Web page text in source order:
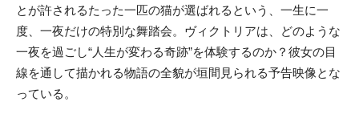
とが許されるたった一匹の猫が選ばれるという、一生に一
度、一夜だけの特別な舞踏会。ヴィクトリアは、どのような
一夜を過ごし“人生が変わる奇跡”を体験するのか？彼女の目
線を通して描かれる物語の全貌が垣間見られる予告映像とな
っている。